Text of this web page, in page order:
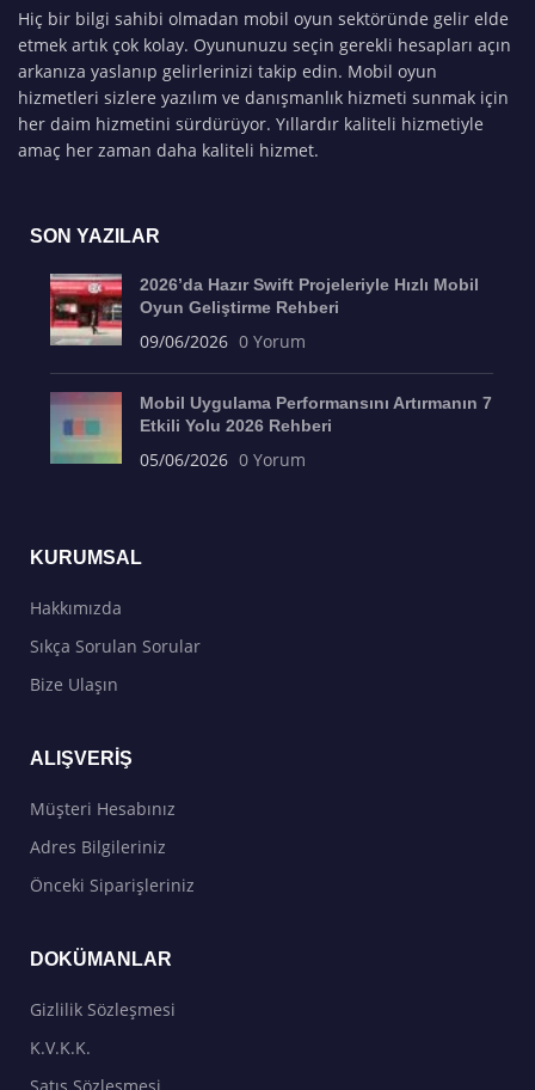
Hiç bir bilgi sahibi olmadan mobil oyun sektöründe gelir elde
etmek artık çok kolay. Oyununuzu seçin gerekli hesapları açın
arkanıza yaslanıp gelirlerinizi takip edin. Mobil oyun
hizmetleri sizlere yazılım ve danışmanlık hizmeti sunmak için
her daim hizmetini sürdürüyor. Yıllardır kaliteli hizmetiyle
amaç her zaman daha kaliteli hizmet.
SON YAZILAR
2026’da Hazır Swift Projeleriyle Hızlı Mobil
Oyun Geliştirme Rehberi
09/06/2026 0 Yorum
Mobil Uygulama Performansını Artırmanın 7
Etkili Yolu 2026 Rehberi
05/06/2026 0 Yorum
KURUMSAL
Hakkımızda
Sıkça Sorulan Sorular
Bize Ulaşın
ALIŞVERIŞ
Müşteri Hesabınız
Adres Bilgileriniz
Önceki Siparişleriniz
DOKÜMANLAR
Gizlilik Sözleşmesi
K.V.K.K.